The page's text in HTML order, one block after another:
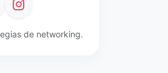
de networking.